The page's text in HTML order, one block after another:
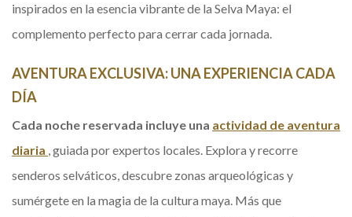
inspirados en la esencia vibrante de la Selva Maya: el
complemento perfecto para cerrar cada jornada.
AVENTURA EXCLUSIVA: UNA EXPERIENCIA CADA
DÍA
Cada noche reservada incluye una actividad de aventura
diaria Opens in a new tab.
, guiada por expertos locales. Explora y recorre
senderos selváticos, descubre zonas arqueológicas y
sumérgete en la magia de la cultura maya. Más que